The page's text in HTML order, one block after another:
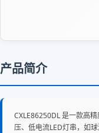
产品简介
CXLE86250DL 是一款高
压、低电流LED灯串，如